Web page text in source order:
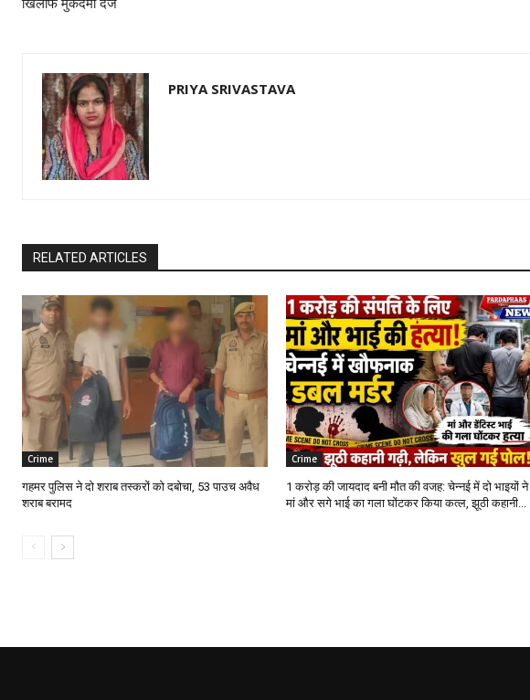
खिलाफ मुकदमा दर्ज
PRIYA SRIVASTAVA
RELATED ARTICLES
Crime
गहमर पुलिस ने दो शराब तस्करों को दबोचा, 53 पाउच अवैध
शराब बरामद
Crime
1 करोड़ की जायदाद बनी मौत की वजह: चेन्नई में दो भाइयों ने
मां और सगे भाई का गला घोंटकर किया कत्ल, झूठी कहानी...